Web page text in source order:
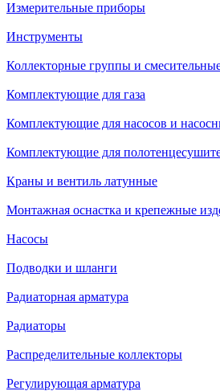
Измерительные приборы
Инструменты
Коллекторные группы и
Комплектующие для газа
Комплектующие для насосов и
Комплектующие для
Краны и вентиль латунные
Монтажная оснастка и крепежные
Насосы
Подводки и шланги
Радиаторная арматура
Радиаторы
Распределительные коллекторы
Регулирующая арматура